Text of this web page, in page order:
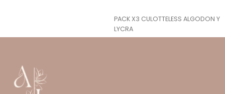
PACK X3 CULOTTELESS ALGODON Y
LYCRA